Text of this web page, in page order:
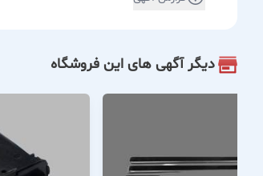
دیگر آگهی های این فروشگاه